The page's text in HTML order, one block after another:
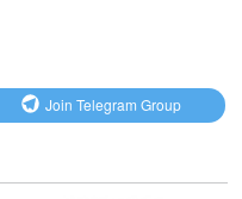
Join Telegram Group